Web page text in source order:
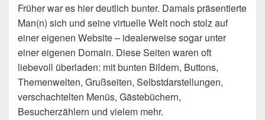
Früher war es hier deutlich bunter. Damals präsentierte
Man(n) sich und seine virtuelle Welt noch stolz auf
einer eigenen Website – idealerweise sogar unter
einer eigenen Domain. Diese Seiten waren oft
liebevoll überladen: mit bunten Bildern, Buttons,
Themenwelten, Grußseiten, Selbstdarstellungen,
verschachtelten Menüs, Gästebüchern,
Besucherzählern und vielem mehr.